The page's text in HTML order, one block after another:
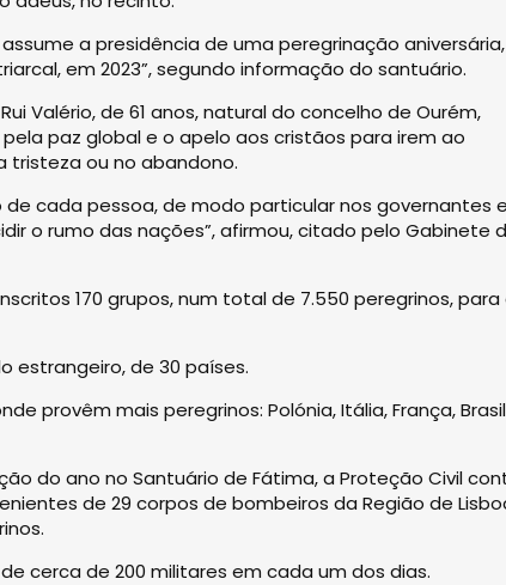
a presidência de uma peregrinação
em 2023”, segundo informação do santuário.
Valério, de 61 anos, natural do concelho de Ourém,
paz global e o apelo aos cristãos para irem ao
tristeza ou no abandono.
cada pessoa, de modo particular nos governantes
o rumo das nações”, afirmou, citado pelo Gabinete
170 grupos, num total de 7.550 peregrinos,
estrangeiro, de 30 países.
provêm mais peregrinos: Polónia, Itália, França,
do ano no Santuário de Fátima, a Proteção Civil
de 29 corpos de bombeiros da Região de
cerca de 200 militares em cada um dos dias.